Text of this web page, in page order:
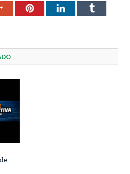
Google+PinterestLinkedInTumblr